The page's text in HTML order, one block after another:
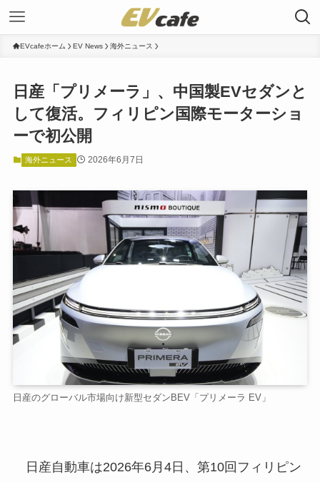
EVcafeホーム EV News 海外ニュース
日産「プリメーラ」、中国製EVセダンと
して復活。フィリピン国際モーターショ
ーで初公開
海外ニュース 2026年6月7日
日産のグローバル市場向け新型セダンBEV「プリメーラ EV」
日産自動車は2026年6月4日、第10回フィリピン